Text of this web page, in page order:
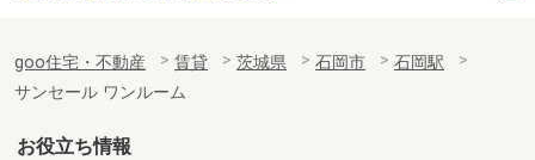
goo住宅・不動産 賃貸 茨城県 石岡市
石岡駅
サンセール ワンルーム
お役立ち情報